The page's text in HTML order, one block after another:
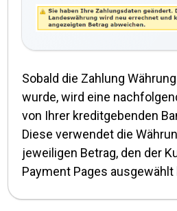
Sobald die Zahlung
wurde, wird eine
von Ihrer kreditgebenden
Diese verwendet die
jeweiligen Betrag, den der
Payment Pages ausgewählt